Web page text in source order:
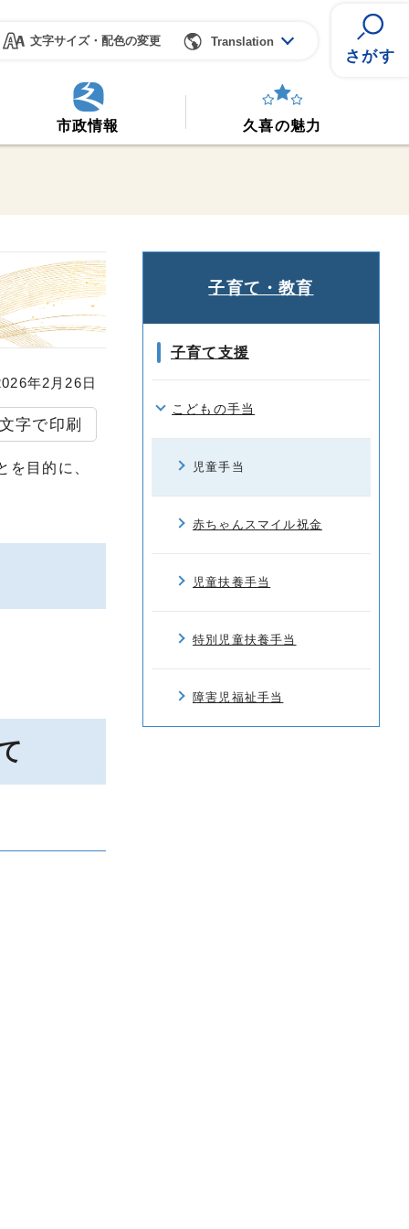
文字サイズ・配色の変更 Translation
さがす
市政情報 久喜の魅力
年2月26日
字で印刷
を目的に、
子育て・教育
子育て支援
こどもの手当
児童手当
赤ちゃんスマイル祝金
児童扶養手当
特別児童扶養手当
障害児福祉手当